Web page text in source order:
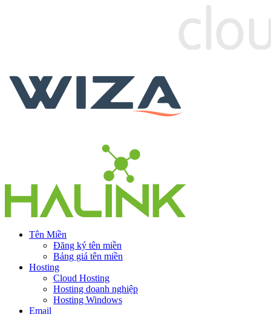
Tên Miền
Đăng ký tên miền
Bảng giá tên miền
Hosting
Cloud Hosting
Hosting doanh nghiệp
Hosting Windows
Email